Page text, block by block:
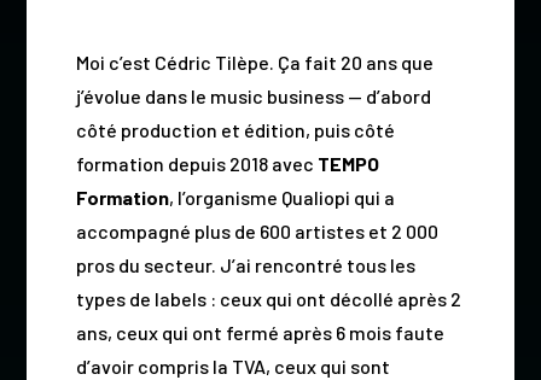
Moi c’est Cédric Tilèpe. Ça fait 20 ans que
j’évolue dans le music business — d’abord
côté production et édition, puis côté
formation depuis 2018 avec TEMPO
Formation, l’organisme Qualiopi qui a
accompagné plus de 600 artistes et 2 000
pros du secteur. J’ai rencontré tous les
types de labels : ceux qui ont décollé après 2
ans, ceux qui ont fermé après 6 mois faute
d’avoir compris la TVA, ceux qui sont